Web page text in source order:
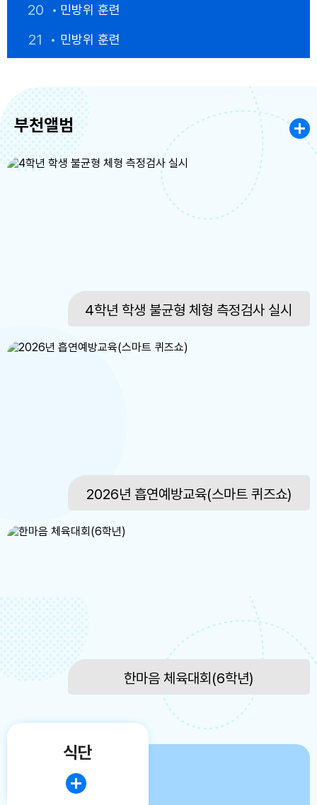
20 민방위 훈련
21 민방위 훈련
부천앨범
4학년 학생 불균형 체형 측정검사 실시
2026년 흡연예방교육(스마트 퀴즈쇼)
한마음 체육대회(6학년)
식단